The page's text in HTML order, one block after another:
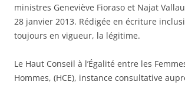
ministres Geneviève Fioraso et Najat
28 janvier 2013. Rédigée en écriture
toujours en vigueur, la légitime.
Le Haut Conseil à l’Égalité entre les
Hommes, (HCE), instance consultative